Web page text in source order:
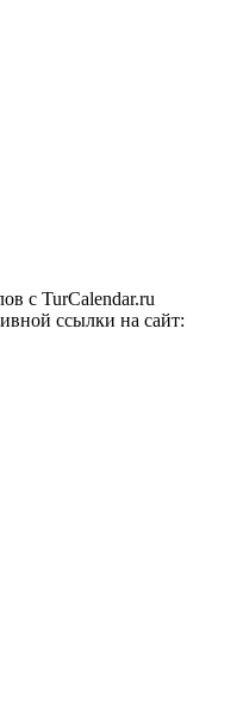
c TurCalendar.ru
ссылки на сайт: